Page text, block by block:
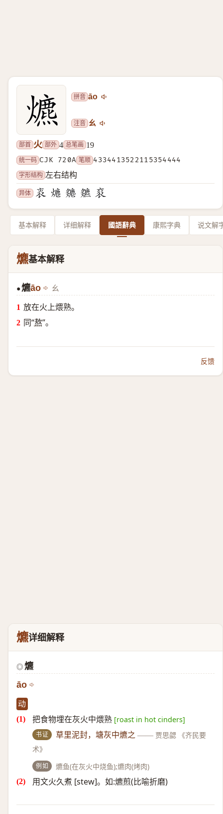
拼音 āo
注音 ㄠ
部首 火 部外 4 总笔画 19
统一码 CJK 720A 笔顺 4334413522115354444
字形结构 左右结构
异体
基本解释 详细解释 國語辭典 康熙字典 说文解
爊基本解释
●爊āo ㄠ
放在火上煨熟。
同“熬”。
反馈
爊详细解释
◎ 爊
āo
动
把食物埋在灰火中煨熟 [roast in hot cinders]
书证 草里泥封，塘灰中爊之 —— 贾思勰 《齐民要
术》
例如 爊鱼(在灰火中烧鱼);爊肉(烤肉)
用文火久煮 [stew]。如:爊煎(比喻折磨)